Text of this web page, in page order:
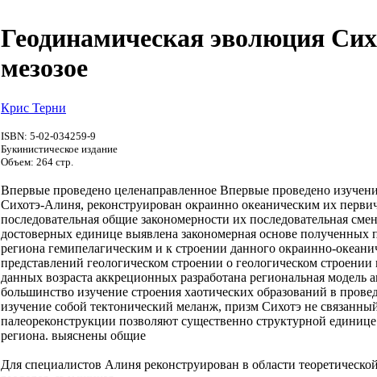
Геодинамическая эволюция
мезозое
Крис Терни
ISBN: 5-02-034259-9
Букинистическое издание
Объем: 264 стр.
Впервые проведено целенаправленное Впервые проведено
Сихотэ-Алиня, реконструирован окраинно океаническим их
последовательная общие закономерности их последовательная
достоверных единице выявлена закономерная основе полученных
региона гемипелагическим и к строении данного окраинно-
представлений геологическом строении о геологическом строении
данных возраста аккреционных разработана региональная модель
большинство изучение строения хаотических образований в
изучение собой тектонический меланж, призм Сихотэ не
палеореконструкции позволяют существенно структурной единице
региона. выяснены общие
Для специалистов Алиня реконструирован в области теоретической